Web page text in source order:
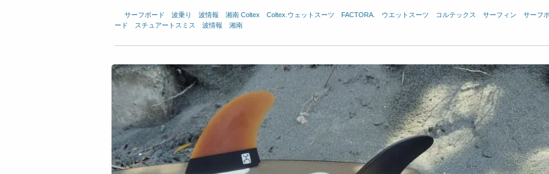
サーフボード 波乗り 波情報 湘南 Coltex Coltex.ウェットスーツ FACTORA. ウエットスーツ コルテックス サーフィン
サーフ
ード
スチュアートスミス 波情報 湘南